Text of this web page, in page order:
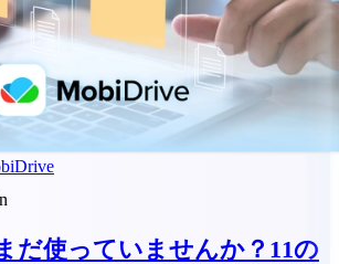
だ使っていませんか？11の